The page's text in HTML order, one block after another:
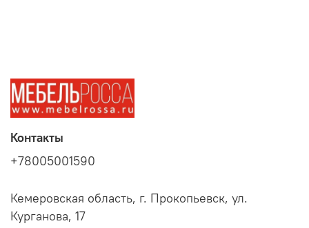
Контакты
+78005001590
Кемеровская область, г. Прокопьевск, ул.
Курганова, 17